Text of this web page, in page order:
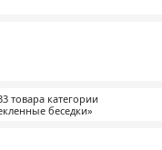
товара категории
беседки»